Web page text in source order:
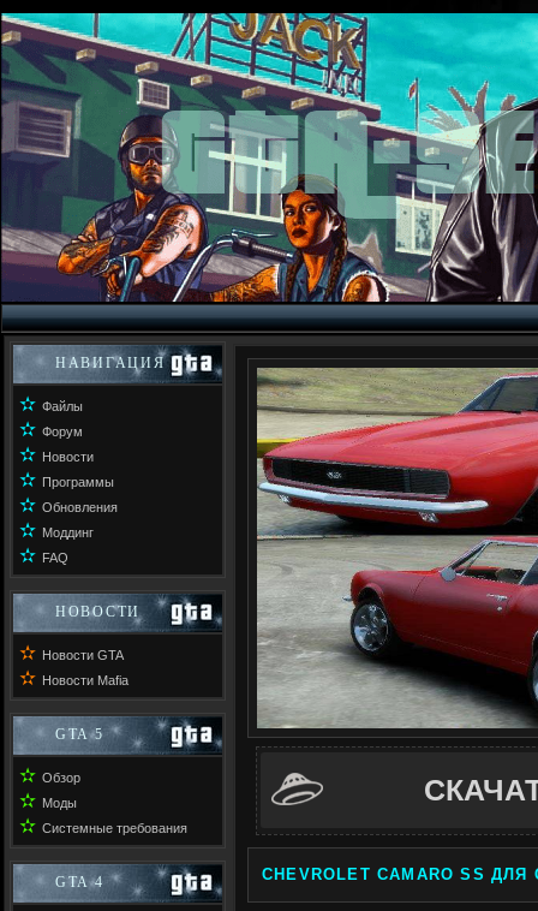
НАВИГАЦИЯ
✫ Файлы
✫ Форум
✫ Новости
✫ Программы
✫ Обновления
✫ Моддинг
✫ FAQ
НОВОСТИ
✫ Новости GTA
✫ Новости Mafia
GTA 5
✫ Обзор
✫ Моды
✫ Системные требования
GTA 4 CHEVROLET CAMARO SS ДЛЯ